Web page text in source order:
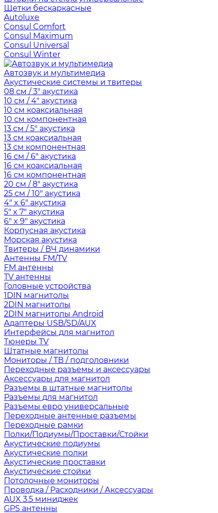
Щетки бескаркасные
Autoluxe
Consul Comfort
Consul Maximum
Consul Universal
Consul Winter
Автозвук и мультимедиа
Акустические системы и твитеры
08 см / 3" акустика
10 см / 4" акустика
10 см коаксиальная
10 см компонентная
13 см / 5" акустика
13 см коаксиальная
13 см компонентная
16 см / 6" акустика
16 см коаксиальная
16 см компонентная
20 см / 8" акустика
25 см / 10" акустика
4" x 6" акустика
5" x 7" акустика
6" x 9" акустика
Корпусная акустика
Морская акустика
Твитеры / ВЧ динамики
Антенны FM/TV
FM антенны
TV антенны
Головные устройства
1DIN магнитолы
2DIN магнитолы
2DIN магнитолы Android
Адаптеры USB/SD/AUX
Интерфейсы для магнитол
Тюнеры TV
Штатные магнитолы
Мониторы / ТВ / подголовники
Переходные разъемы и аксессуары
Аксессуары для магнитол
Разъемы в штатные магнитолы
Разъемы для магнитол
Разъемы евро универсальные
Переходные антенные разъемы
Переходные рамки
Полки/Подиумы/Проставки/Стойки
Акустические подиумы
Акустические полки
Акустические проставки
Акустические стойки
Потолочные мониторы
Проводка / Расходники / Аксессуары
AUX 3.5 миниджек
GPS антенны